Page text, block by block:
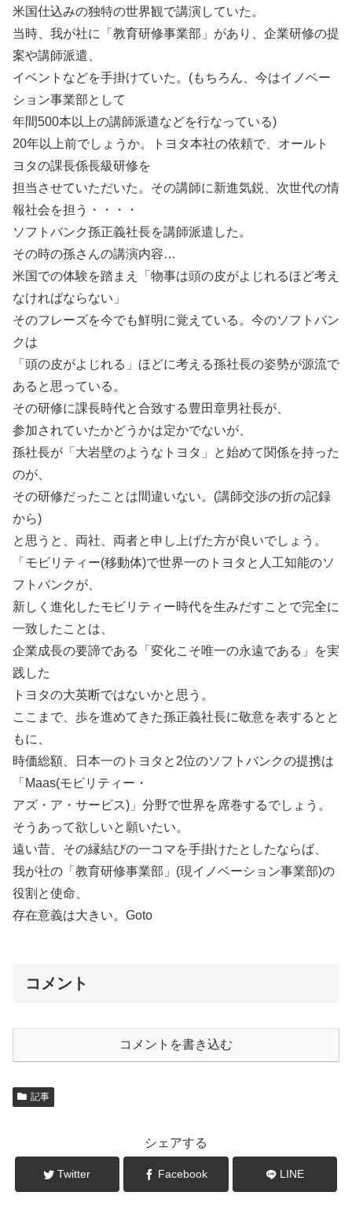
米国仕込みの独特の世界観で講演していた。
当時、我が社に「教育研修事業部」があり、企業研修の提
案や講師派遣、
イベントなどを手掛けていた。(もちろん、今はイノベー
ション事業部として
年間500本以上の講師派遣などを行なっている)
20年以上前でしょうか。トヨタ本社の依頼で、オールト
ヨタの課長係長級研修を
担当させていただいた。その講師に新進気鋭、次世代の情
報社会を担う・・・・
ソフトバンク孫正義社長を講師派遣した。
その時の孫さんの講演内容…
米国での体験を踏まえ「物事は頭の皮がよじれるほど考え
なければならない」
そのフレーズを今でも鮮明に覚えている。今のソフトバン
クは
「頭の皮がよじれる」ほどに考える孫社長の姿勢が源流で
あると思っている。
その研修に課長時代と合致する豊田章男社長が、
参加されていたかどうかは定かでないが、
孫社長が「大岩壁のようなトヨタ」と始めて関係を持った
のが、
その研修だったことは間違いない。(講師交渉の折の記録
から)
と思うと、両社、両者と申し上げた方が良いでしょう。
「モビリティー(移動体)で世界一のトヨタと人工知能のソ
フトバンクが、
新しく進化したモビリティー時代を生みだすことで完全に
一致したことは、
企業成長の要諦である「変化こそ唯一の永遠である」を実
践した
トヨタの大英断ではないかと思う。
ここまで、歩を進めてきた孫正義社長に敬意を表するとと
もに、
時価総額、日本一のトヨタと2位のソフトバンクの提携は
「Maas(モビリティー・
アズ・ア・サービス)」分野で世界を席巻するでしょう。
そうあって欲しいと願いたい。
遠い昔、その縁結びの一コマを手掛けたとしたならば、
我が社の「教育研修事業部」(現イノベーション事業部)の
役割と使命、
存在意義は大きい。Goto
コメント
コメントを書き込む
記事
シェアする
Twitter Facebook LINE